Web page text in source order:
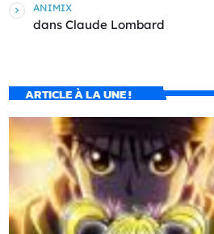
ANIMIX
dans Claude Lombard
ARTICLE À LA UNE !